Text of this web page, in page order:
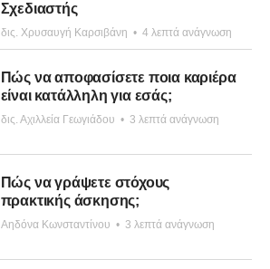
Σχεδιαστής
δις. Χρυσαυγή Καρσιβάνη • 4 λεπτά ανάγνωση
Πώς να αποφασίσετε ποια καριέρα
είναι κατάλληλη για εσάς;
δις. Αχιλλεία Γεωγιάδου • 3 λεπτά ανάγνωση
Πώς να γράψετε στόχους
πρακτικής άσκησης;
Αηδόνα Κωνσταντίνου • 3 λεπτά ανάγνωση